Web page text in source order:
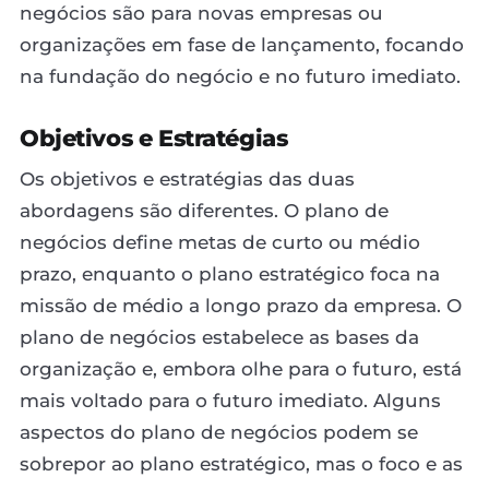
negócios são para novas empresas ou
organizações em fase de lançamento, focando
na fundação do negócio e no futuro imediato.
Objetivos e Estratégias
Os objetivos e estratégias das duas
abordagens são diferentes. O plano de
negócios define metas de curto ou médio
prazo, enquanto o plano estratégico foca na
missão de médio a longo prazo da empresa. O
plano de negócios estabelece as bases da
organização e, embora olhe para o futuro, está
mais voltado para o futuro imediato. Alguns
aspectos do plano de negócios podem se
sobrepor ao plano estratégico, mas o foco e as